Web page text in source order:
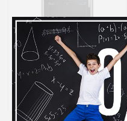
Creality 3D-printer K2
Plus komplekt
1 369 €
Kuumakse al. 46,66 €
Laos